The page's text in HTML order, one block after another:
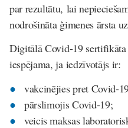
par rezultātu, lai
nodrošināta ģimenes ārsta
Digitālā Covid-19
iespējama, ja iedzīvotājs ir:
vakcinējies pret Covid-
pārslimojis Covid-19;
veicis maksas